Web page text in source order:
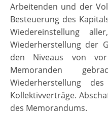
Arbeitenden und der
Besteuerung des
Wiedereinstellung
Wiederherstellung der
den Niveaus von
Memoranden
Wiederherstellung
Kollektivverträge.
des Memorandums.